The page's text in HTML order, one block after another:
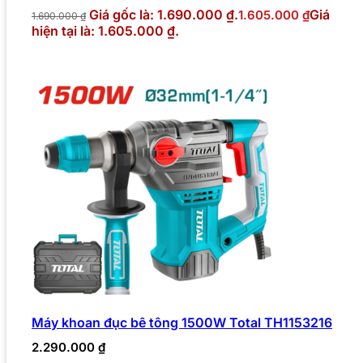
1.690.000₫ Giá gốc là: 1.690.000 ₫.1.605.000 ₫Giá
hiện tại là: 1.605.000 ₫.
Máy khoan đục bê tông 1500W Total TH1153216
2.290.000 ₫